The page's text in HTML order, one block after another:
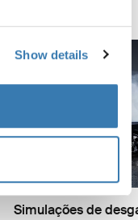
Show details
Simulações de